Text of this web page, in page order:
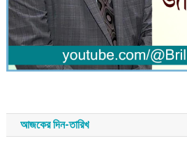
আজকের দিন-তারিখ